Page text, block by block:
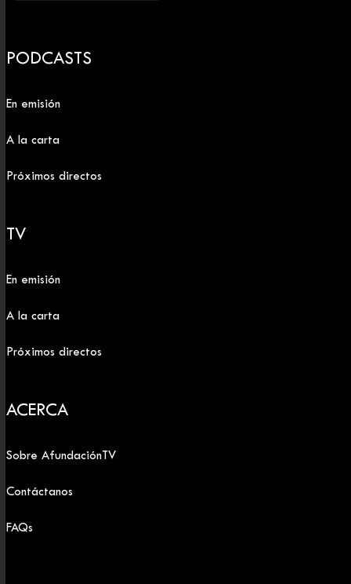
PODCASTS
En emisión
A la carta
Próximos directos
TV
En emisión
A la carta
Próximos directos
ACERCA
Sobre AfundaciónTV
Contáctanos
FAQs